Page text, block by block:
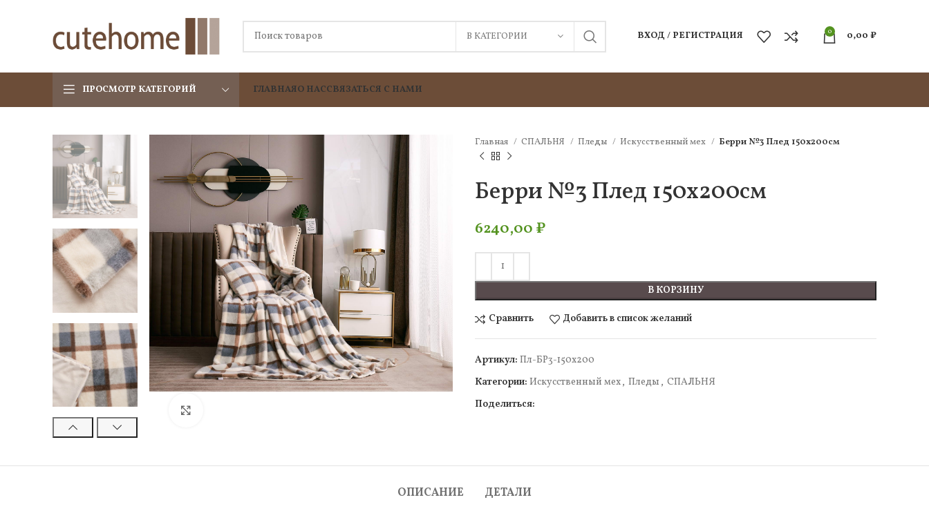
В КАТЕГОРИИ ВХОД / РЕГИСТРАЦИЯ 0 0,00 ₽
ПРОСМОТР КАТЕГОРИЙ ГЛАВНАЯО НАССВЯЗАТЬСЯ С НАМИ
Главная СПАЛЬНЯ Пледы Искусcтвенный мех Берри №3 Плед 150х200см
Берри №3 Плед 150х200см
6240,00₽
В КОРЗИНУ
Сравнить Добавить в список желаний
Артикул: Пл-БР3-150х200
Категории: Искусcтвенный мех, Пледы , СПАЛЬНЯ
Поделиться:
ОПИСАНИЕ ДЕТАЛИ